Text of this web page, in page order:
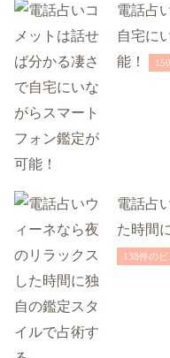
電話占
自宅に
能！
電話占
た時間
138件のビ